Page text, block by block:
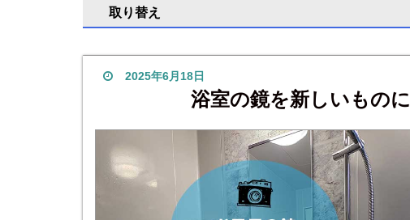
取り替え
2025年6月18日
浴室の鏡を新しいもの